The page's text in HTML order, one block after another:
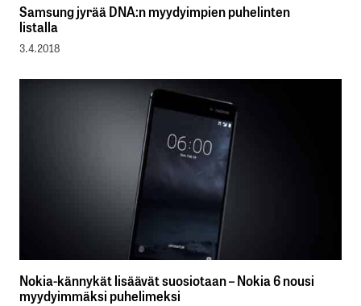
Samsung jyrää DNA:n myydyimpien puhelinten
listalla
3.4.2018
Nokia-kännykät lisäävät suosiotaan – Nokia 6 nousi
myydyimmäksi puhelimeksi